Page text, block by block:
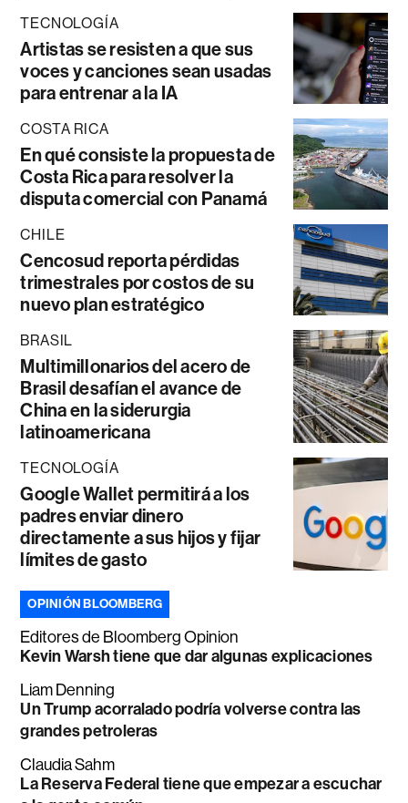
TECNOLOGÍA
Artistas se resisten a que sus
voces y canciones sean usadas
para entrenar a la IA
COSTA RICA
En qué consiste la propuesta de
Costa Rica para resolver la
disputa comercial con Panamá
CHILE
Cencosud reporta pérdidas
trimestrales por costos de su
nuevo plan estratégico
BRASIL
Multimillonarios del acero de
Brasil desafían el avance de
China en la siderurgia
latinoamericana
TECNOLOGÍA
Google Wallet permitirá a los
padres enviar dinero
directamente a sus hijos y fijar
límites de gasto
OPINIÓN BLOOMBERG
Editores de Bloomberg Opinion
Kevin Warsh tiene que dar algunas explicaciones
Liam Denning
Un Trump acorralado podría volverse contra las
grandes petroleras
Claudia Sahm
La Reserva Federal tiene que empezar a escuchar